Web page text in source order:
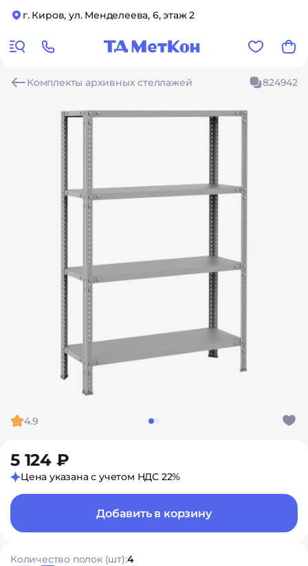
г. Киров, ул. Менделеева, 6, этаж 2
Комплекты архивных стеллажей 824942
4.9
5 124 ₽
Цена указана с учетом НДС 22%
Добавить в корзину
Количество полок (шт):4